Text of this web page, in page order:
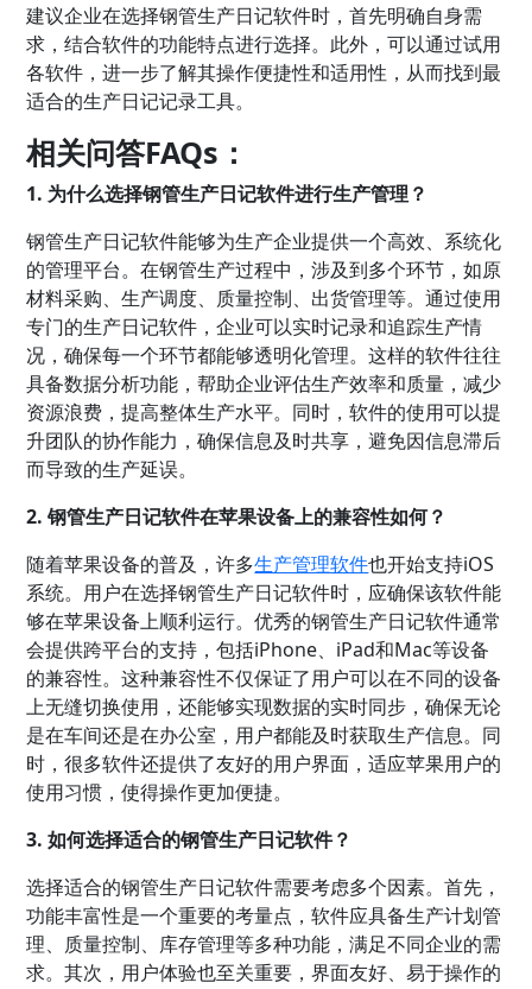
建议企业在选择钢管生产日记软件时，首先明确自身需
求，结合软件的功能特点进行选择。此外，可以通过试用
各软件，进一步了解其操作便捷性和适用性，从而找到最
适合的生产日记记录工具。
相关问答FAQs：
1. 为什么选择钢管生产日记软件进行生产管理？
钢管生产日记软件能够为生产企业提供一个高效、系统化
的管理平台。在钢管生产过程中，涉及到多个环节，如原
材料采购、生产调度、质量控制、出货管理等。通过使用
专门的生产日记软件，企业可以实时记录和追踪生产情
况，确保每一个环节都能够透明化管理。这样的软件往往
具备数据分析功能，帮助企业评估生产效率和质量，减少
资源浪费，提高整体生产水平。同时，软件的使用可以提
升团队的协作能力，确保信息及时共享，避免因信息滞后
而导致的生产延误。
2. 钢管生产日记软件在苹果设备上的兼容性如何？
随着苹果设备的普及，许多生产管理软件也开始支持iOS
系统。用户在选择钢管生产日记软件时，应确保该软件能
够在苹果设备上顺利运行。优秀的钢管生产日记软件通常
会提供跨平台的支持，包括iPhone、iPad和Mac等设备
的兼容性。这种兼容性不仅保证了用户可以在不同的设备
上无缝切换使用，还能够实现数据的实时同步，确保无论
是在车间还是在办公室，用户都能及时获取生产信息。同
时，很多软件还提供了友好的用户界面，适应苹果用户的
使用习惯，使得操作更加便捷。
3. 如何选择适合的钢管生产日记软件？
选择适合的钢管生产日记软件需要考虑多个因素。首先，
功能丰富性是一个重要的考量点，软件应具备生产计划管
理、质量控制、 库存管理等多种功能，满足不同企业的需
求。其次，用户体验也至关重要，界面友好、易于操作的